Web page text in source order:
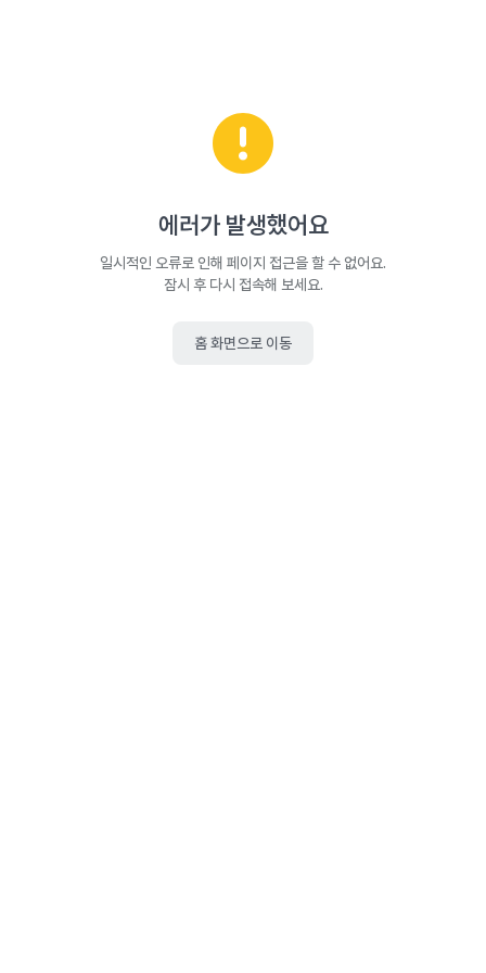
에러가 발생했어요
일시적인 오류로 인해 페이지 접근을 할 수 없어요.
잠시 후 다시 접속해 보세요.
홈 화면으로 이동